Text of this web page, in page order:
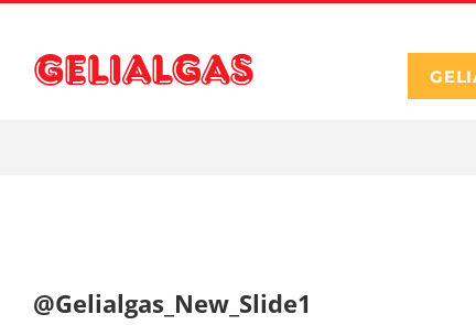
conteúdo
@Gelialgas_New_Slide1